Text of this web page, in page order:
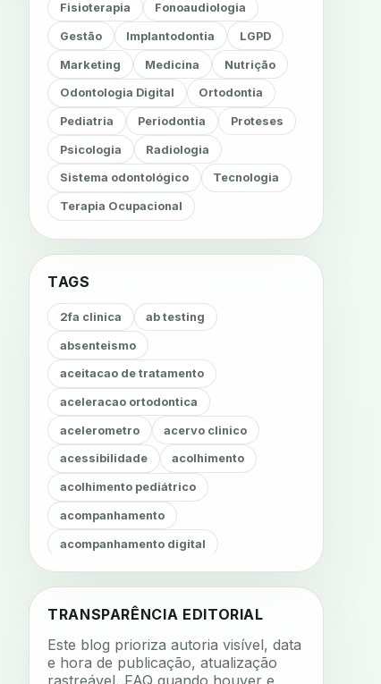
Fisioterapia Fonoaudiologia
Gestão Implantodontia LGPD
Marketing Medicina Nutrição
Odontologia Digital Ortodontia
Pediatria Periodontia Proteses
Psicologia Radiologia
Sistema odontológico Tecnologia
Terapia Ocupacional
TAGS
2fa clinica ab testing
absenteismo
aceitacao de tratamento
aceleracao ortodontica
acelerometro acervo clinico
acessibilidade acolhimento
acolhimento pediátrico
acompanhamento
acompanhamento digital
acompanhamento fonoaudiológico
acompanhamento terapêutico
TRANSPARÊNCIA EDITORIAL
Este blog prioriza autoria visível, data
e hora de publicação, atualização
rastreável, FAQ quando houver e